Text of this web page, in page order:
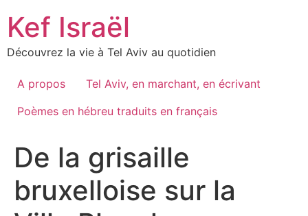
content
Kef Israël
Découvrez la vie à Tel Aviv au quotidien
A propos
Tel Aviv, en marchant, en écrivant
Poèmes en hébreu traduits en français
De la grisaille
bruxelloise sur la